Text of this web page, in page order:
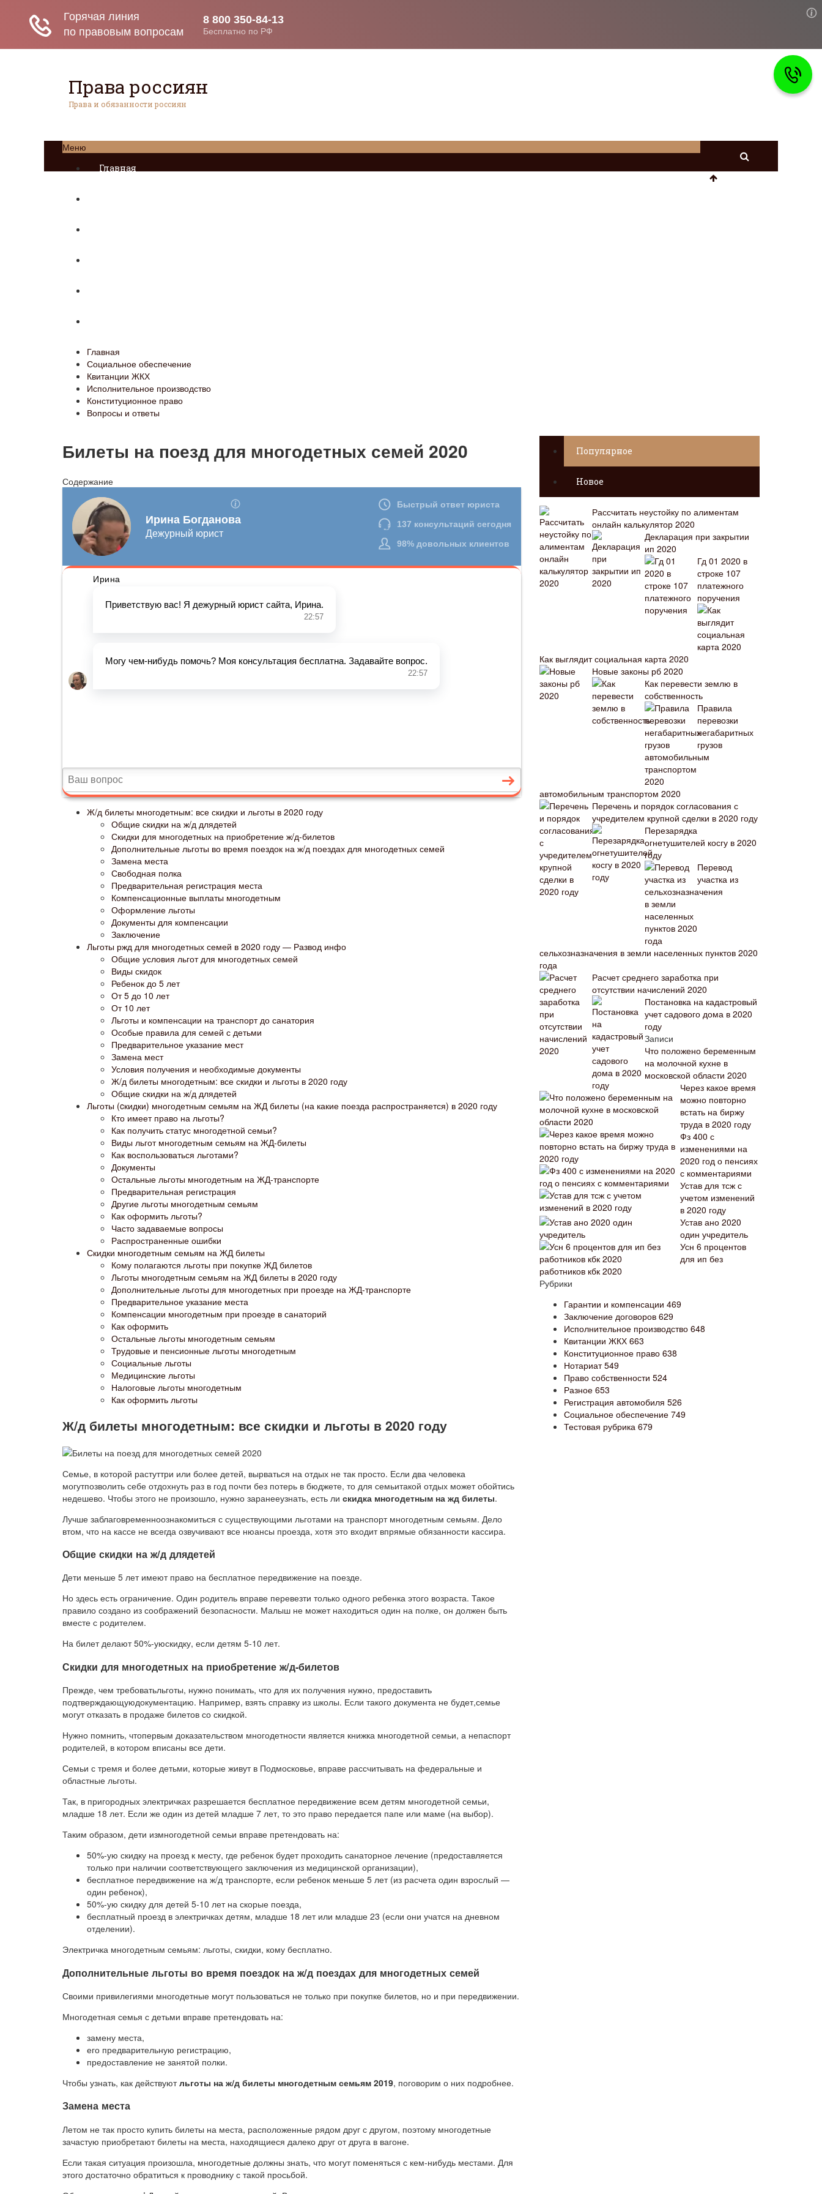
Права россиян
Права и обязанности россиян
Меню
Главная
Главная
Социальное обеспечение
Квитанции ЖКХ
Исполнительное производство
Конституционное право
Вопросы и ответы
Билеты на поезд для многодетных семей 2020
Содержание
Ж/д билеты многодетным: все скидки и льготы в 2020 году
Общие скидки на ж/д длядетей
Скидки для многодетных на приобретение ж/д-билетов
Дополнительные льготы во время поездок на ж/д поездах для многодетных семей
Замена места
Свободная полка
Предварительная регистрация места
Компенсационные выплаты многодетным
Оформление льготы
Документы для компенсации
Заключение
Льготы ржд для многодетных семей в 2020 году — Развод инфо
Общие условия льгот для многодетных семей
Виды скидок
Ребенок до 5 лет
От 5 до 10 лет
От 10 лет
Льготы и компенсации на транспорт до санатория
Особые правила для семей с детьми
Предварительное указание мест
Замена мест
Условия получения и необходимые документы
Ж/д билеты многодетным: все скидки и льготы в 2020 году
Общие скидки на ж/д длядетей
Льготы (cкидки) многодетным семьям на ЖД билеты (на какие поезда распространяется) в 2020 году
Кто имеет право на льготы?
Как получить статус многодетной семьи?
Виды льгот многодетным семьям на ЖД-билеты
Как воспользоваться льготами?
Документы
Остальные льготы многодетным на ЖД-транспорте
Предварительная регистрация
Другие льготы многодетным семьям
Как оформить льготы?
Часто задаваемые вопросы
Распространенные ошибки
Скидки многодетным семьям на ЖД билеты
Кому полагаются льготы при покупке ЖД билетов
Льготы многодетным семьям на ЖД билеты в 2020 году
Дополнительные льготы для многодетных при проезде на ЖД-транспорте
Предварительное указание места
Компенсации многодетным при проезде в санаторий
Как оформить
Остальные льготы многодетным семьям
Трудовые и пенсионные льготы многодетным
Социальные льготы
Медицинские льготы
Налоговые льготы многодетным
Как оформить льготы
Ж/д билеты многодетным: все скидки и льготы в 2020 году
Семье, в которой растуттри или более детей, вырваться на отдых не так просто. Если два человека
могутпозволить себе отдохнуть раз в год почти без потерь в бюджете, то для семьитакой отдых может обойтись
недешево. Чтобы этого не произошло, нужно заранееузнать, есть ли скидка многодетным на жд билеты.
Лучше заблаговременноознакомиться с существующими льготами на транспорт многодетным семьям. Дело
втом, что на кассе не всегда озвучивают все нюансы проезда, хотя это входит впрямые обязанности кассира.
Общие скидки на ж/д длядетей
Дети меньше 5 лет имеют право на бесплатное передвижение на поезде.
Но здесь есть ограничение. Один родитель вправе перевезти только одного ребенка этого возраста. Такое
правило создано из соображений безопасности. Малыш не может находиться один на полке, он должен быть
вместе с родителем.
На билет делают 50%-уюскидку, если детям 5-10 лет.
Скидки для многодетных на приобретение ж/д-билетов
Прежде, чем требоватьльготы, нужно понимать, что для их получения нужно, предоставить
подтверждающуюдокументацию. Например, взять справку из школы. Если такого документа не будет,семье
могут отказать в продаже билетов со скидкой.
Нужно помнить, чтопервым доказательством многодетности является книжка многодетной семьи, а непаспорт
родителей, в котором вписаны все дети.
Семьи с тремя и более детьми, которые живут в Подмосковье, вправе рассчитывать на федеральные и
областные льготы.
Так, в пригородных электричках разрешается бесплатное передвижение всем детям многодетной семьи,
младше 18 лет. Если же один из детей младше 7 лет, то это право передается папе или маме (на выбор).
Таким образом, дети измногодетной семьи вправе претендовать на:
50%-ую скидку на проезд к месту, где ребенок будет проходить санаторное лечение (предоставляется
только при наличии соответствующего заключения из медицинской организации),
бесплатное передвижение на ж/д транспорте, если ребенок меньше 5 лет (из расчета один взрослый —
один ребенок),
50%-ую скидку для детей 5-10 лет на скорые поезда,
бесплатный проезд в электричках детям, младше 18 лет или младше 23 (если они учатся на дневном
отделении).
Электричка многодетным семьям: льготы, скидки, кому бесплатно.
Дополнительные льготы во время поездок на ж/д поездах для многодетных семей
Своими привилегиями многодетные могут пользоваться не только при покупке билетов, но и при передвижении.
Многодетная семья с детьми вправе претендовать на:
замену места,
его предварительную регистрацию,
предоставление не занятой полки.
Чтобы узнать, как действуютльготы на ж/д билеты многодетным семьям 2019, поговорим о них подробнее.
Замена места
Летом не так просто купить билеты на места, расположенные рядом друг с другом, поэтому многодетные
зачастую приобретают билеты на места, находящиеся далеко друг от друга в вагоне.
Если такая ситуация произошла, многодетные должны знать, что могут поменяться с кем-нибудь местами. Для
этого достаточно обратиться к проводнику с такой просьбой.
Популярное
Новое
Рассчитать неустойку по алиментам
онлайн калькулятор 2020
Декларация при закрытии
ип 2020
Гд 01 2020 в
строке 107
платежного
поручения
Как выглядит социальная карта 2020
Новые законы рб 2020
Как перевести землю в
собственность
Правила
перевозки
негабаритных
грузов
автомобильным транспортом 2020
Перечень и порядок согласования с
учредителем крупной сделки в 2020 году
Перезарядка
огнетушителей косгу в 2020
году
Перевод
участка из
сельхозназначения в земли населенных пунктов 2020
года
Расчет среднего заработка при
отсутствии начислений 2020
Постановка на кадастровый
учет садового дома в 2020
году
Записи
Что положено беременным
на молочной кухне в
московской области 2020
Через какое время
можно повторно
встать на биржу
труда в 2020 году
Фз 400 с
изменениями на
2020 год о пенсиях
с комментариями
Устав для тсж с
учетом изменений
в 2020 году
Устав ано 2020
один учредитель
Усн 6 процентов
для ип без
работников кбк 2020
Рубрики
Гарантии и компенсации 469
Заключение договоров 629
Исполнительное производство 648
Квитанции ЖКХ 663
Конституционное право 638
Нотариат549
Право собственности 524
Разное 653
Регистрация автомобиля 526
Социальное обеспечение 749
Тестовая рубрика 679